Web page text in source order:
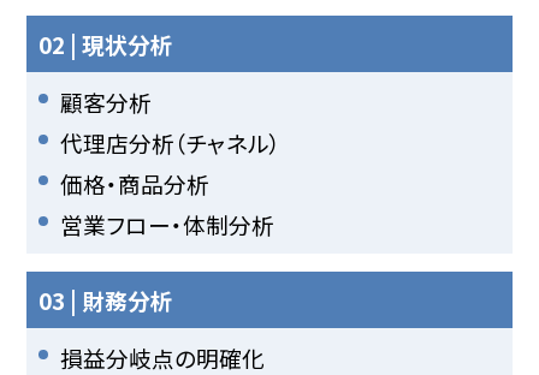
02 | 現状分析
顧客分析
代理店分析（チャネル）
価格・商品分析
営業フロー・体制分析
03 | 財務分析
損益分岐点の明確化